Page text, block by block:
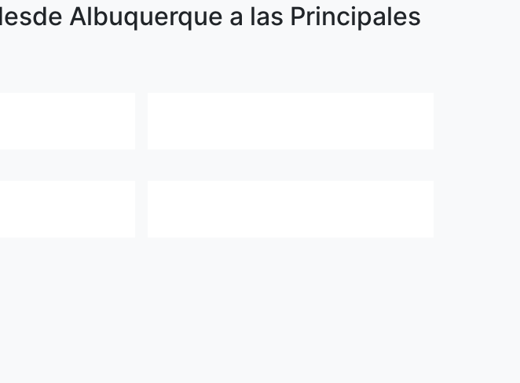
Albuquerque a las Principales